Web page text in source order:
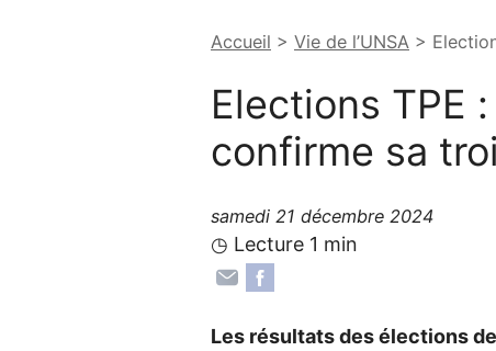
Accueil > Vie de l’UNSA >
Elections TPE :
confirme sa
samedi 21 décembre 2024
◷ Lecture 1 min
Les résultats des élections